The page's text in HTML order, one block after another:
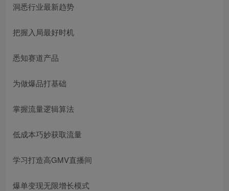
洞悉行业最新趋势
把握入局最好时机
悉知赛道产品
为做爆品打基础
掌握流量逻辑算法
低成本巧妙获取流量
学习打造高GMV直播间
爆单变现无限增长模式